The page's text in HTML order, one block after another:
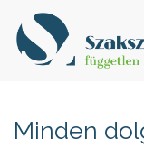
Minden